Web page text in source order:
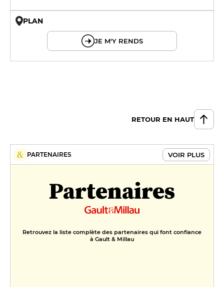
PLAN
JE M'Y RENDS
RETOUR EN HAUT
PARTENAIRES VOIR PLUS
Partenaires
Retrouvez la liste complète des partenaires qui font confiance
à Gault & Millau